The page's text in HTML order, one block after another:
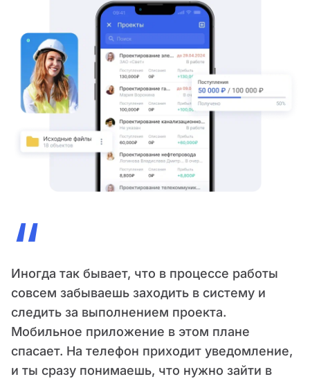
“
Иногда так бывает, что в процессе работы
совсем забываешь заходить в систему и
следить за выполнением проекта.
Мобильное приложение в этом плане
спасает. На телефон приходит уведомление,
и ты сразу понимаешь, что нужно зайти в